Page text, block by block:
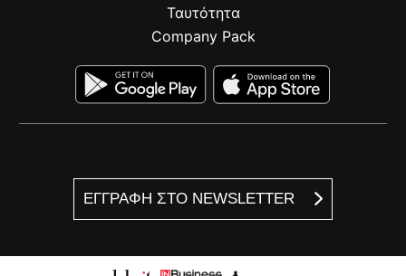
ΕΓΓΡΑΦΗ ΣΤΟ NEWSLETTER
Ταυτότητα
Company Pack